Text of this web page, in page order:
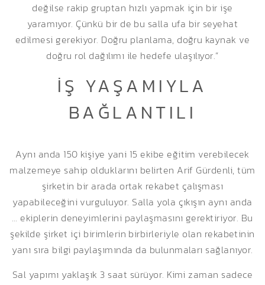
değilse rakip gruptan hızlı yapmak için bir işe
yaramıyor. Çünkü bir de bu salla ufa bir seyehat
edilmesi gerekiyor. Doğru planlama, doğru kaynak ve
doğru rol dağılımı ile hedefe ulaşılıyor.”
İŞ YAŞAMIYLA
BAĞLANTILI
Aynı anda 150 kişiye yani 15 ekibe eğitim verebilecek
malzemeye sahip olduklarını belirten Arif Gürdenli, tüm
şirketin bir arada ortak rekabet çalışması
yapabileceğini vurguluyor. Salla yola çıkışın aynı anda
… ekiplerin deneyimlerini paylaşmasını gerektiriyor. Bu
şekilde şirket içi birimlerin birbirleriyle olan rekabetinin
yanı sıra bilgi paylaşımında da bulunmaları sağlanıyor.
Sal yapımı yaklaşık 3 saat sürüyor. Kimi zaman sadece